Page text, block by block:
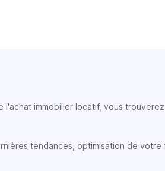
immobilier locatif, vous
tendances, optimisation de votre